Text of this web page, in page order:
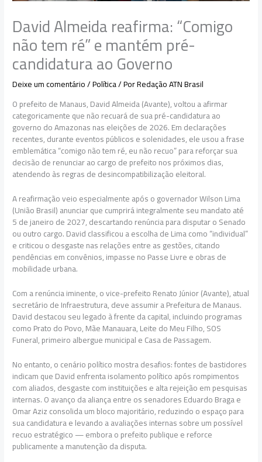
David Almeida reafirma: “Comigo
não tem ré” e mantém pré-
candidatura ao Governo
Deixe um comentário/Política/ PorRedação ATN Brasil
O prefeito de Manaus, David Almeida (Avante), voltou a afirmar
categoricamente que não recuará de sua pré-candidatura ao
governo do Amazonas nas eleições de 2026. Em declarações
recentes, durante eventos públicos e solenidades, ele usou a frase
emblemática “comigo não tem ré, eu não recuo” para reforçar sua
decisão de renunciar ao cargo de prefeito nos próximos dias,
atendendo às regras de desincompatibilização eleitoral.
A reafirmação veio especialmente após o governador Wilson Lima
(União Brasil) anunciar que cumprirá integralmente seu mandato até
5 de janeiro de 2027, descartando renúncia para disputar o Senado
ou outro cargo. David classificou a escolha de Lima como “individual”
e criticou o desgaste nas relações entre as gestões, citando
pendências em convênios, impasse no Passe Livre e obras de
mobilidade urbana.
Com a renúncia iminente, o vice-prefeito Renato Júnior (Avante), atual
secretário de Infraestrutura, deve assumir a Prefeitura de Manaus.
David destacou seu legado à frente da capital, incluindo programas
como Prato do Povo, Mãe Manauara, Leite do Meu Filho, SOS
Funeral, primeiro albergue municipal e Casa de Passagem.
No entanto, o cenário político mostra desafios: fontes de bastidores
indicam que David enfrenta isolamento político após rompimentos
com aliados, desgaste com instituições e alta rejeição em pesquisas
internas. O avanço da aliança entre os senadores Eduardo Braga e
Omar Aziz consolida um bloco majoritário, reduzindo o espaço para
sua candidatura e levando a avaliações internas sobre um possível
recuo estratégico — embora o prefeito publique e reforce
publicamente a manutenção da disputa.